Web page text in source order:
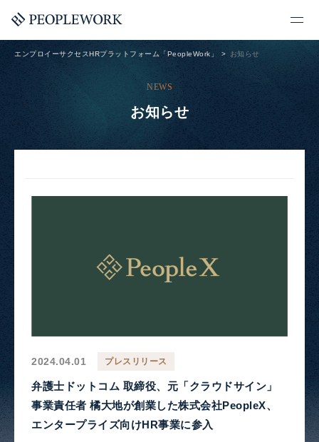
エンプロイーサクセスHRプラットフォーム「PeopleWork」 お知らせ
NEWS
お知らせ
2024.04.01 プレスリリース
弁護士ドットコム 取締役、元「クラウドサイン」
事業責任者 橘大地が創業した株式会社PeopleX、
エンタープライズ向けHR事業に参入